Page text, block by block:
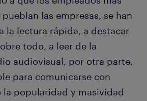
las empresas, se han
la lectura rápida, a destacar
todo, a leer de la
audiovisual, por otra parte,
para comunicarse con
la popularidad y masividad